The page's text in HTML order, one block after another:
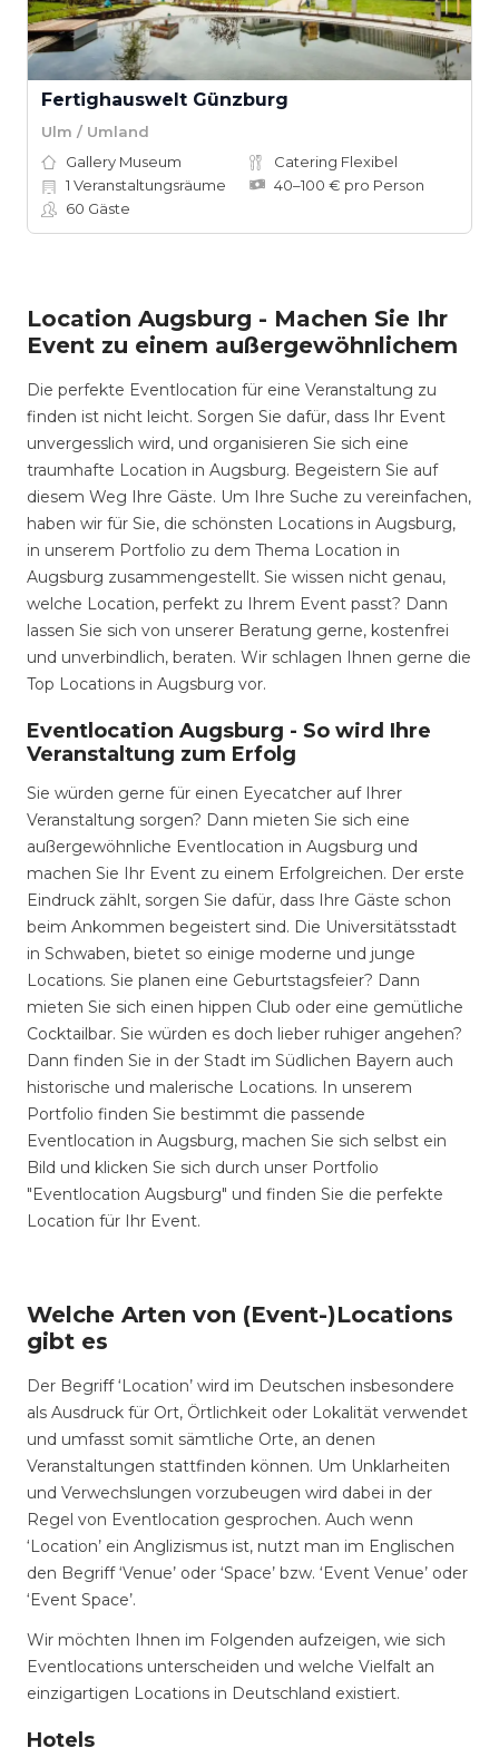
Fertighauswelt Günzburg
Ulm / Umland
Gallery Museum
Catering Flexibel
1 Veranstaltungsräume
40–100 € pro Person
60 Gäste
Location Augsburg - Machen Sie Ihr
Event zu einem außergewöhnlichem
Die perfekte Eventlocation für eine Veranstaltung zu
finden ist nicht leicht. Sorgen Sie dafür, dass Ihr Event
unvergesslich wird, und organisieren Sie sich eine
traumhafte Location in Augsburg. Begeistern Sie auf
diesem Weg Ihre Gäste. Um Ihre Suche zu vereinfachen,
haben wir für Sie, die schönsten Locations in Augsburg,
in unserem Portfolio zu dem Thema Location in
Augsburg zusammengestellt. Sie wissen nicht genau,
welche Location, perfekt zu Ihrem Event passt? Dann
lassen Sie sich von unserer Beratung gerne, kostenfrei
und unverbindlich, beraten. Wir schlagen Ihnen gerne die
Top Locations in Augsburg vor.
Eventlocation Augsburg - So wird Ihre
Veranstaltung zum Erfolg
Sie würden gerne für einen Eyecatcher auf Ihrer
Veranstaltung sorgen? Dann mieten Sie sich eine
außergewöhnliche Eventlocation in Augsburg und
machen Sie Ihr Event zu einem Erfolgreichen. Der erste
Eindruck zählt, sorgen Sie dafür, dass Ihre Gäste schon
beim Ankommen begeistert sind. Die Universitätsstadt
in Schwaben, bietet so einige moderne und junge
Locations. Sie planen eine Geburtstagsfeier? Dann
mieten Sie sich einen hippen Club oder eine gemütliche
Cocktailbar. Sie würden es doch lieber ruhiger angehen?
Dann finden Sie in der Stadt im Südlichen Bayern auch
historische und malerische Locations. In unserem
Portfolio finden Sie bestimmt die passende
Eventlocation in Augsburg, machen Sie sich selbst ein
Bild und klicken Sie sich durch unser Portfolio
"Eventlocation Augsburg" und finden Sie die perfekte
Location für Ihr Event.
Welche Arten von (Event-)Locations
gibt es
Der Begriff ‘Location’ wird im Deutschen insbesondere
als Ausdruck für Ort, Örtlichkeit oder Lokalität verwendet
und umfasst somit sämtliche Orte, an denen
Veranstaltungen stattfinden können. Um Unklarheiten
und Verwechslungen vorzubeugen wird dabei in der
Regel von Eventlocation gesprochen. Auch wenn
‘Location’ ein Anglizismus ist, nutzt man im Englischen
den Begriff ‘Venue’ oder ‘Space’ bzw. ‘Event Venue’ oder
‘Event Space’.
Wir möchten Ihnen im Folgenden aufzeigen, wie sich
Eventlocations unterscheiden und welche Vielfalt an
einzigartigen Locations in Deutschland existiert.
Hotels